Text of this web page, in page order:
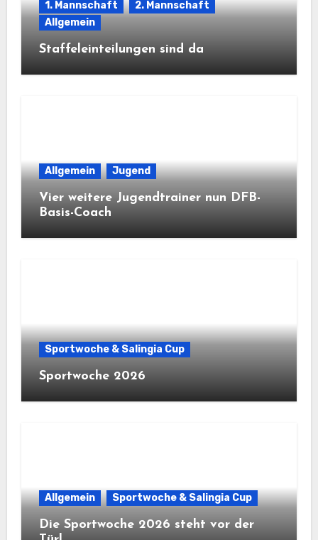
1. Mannschaft
2. Mannschaft
Allgemein
Staffeleinteilungen sind da
Allgemein Jugend
Vier weitere Jugendtrainer nun DFB-
Basis-Coach
Sportwoche & Salingia Cup
Sportwoche 2026
Allgemein Sportwoche & Salingia Cup
Die Sportwoche 2026 steht vor der